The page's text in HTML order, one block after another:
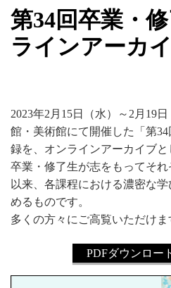
第34回卒業・
ラインアーカ
2023年2月15日（水）～2月19
館・美術館にて開催した「第
録を、オンラインアーカイブと
卒業・修了生が志をもってそ
以来、各課程における濃密な
めるものです。
多くの方々にご高覧いただけま
PDFダウンロー